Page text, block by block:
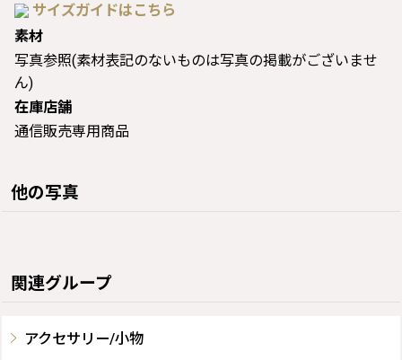
サイズガイドはこちら
素材
写真参照(素材表記のないものは写真の掲載がございませ
ん)
在庫店舗
通信販売専用商品
他の写真
関連グループ
アクセサリー/小物